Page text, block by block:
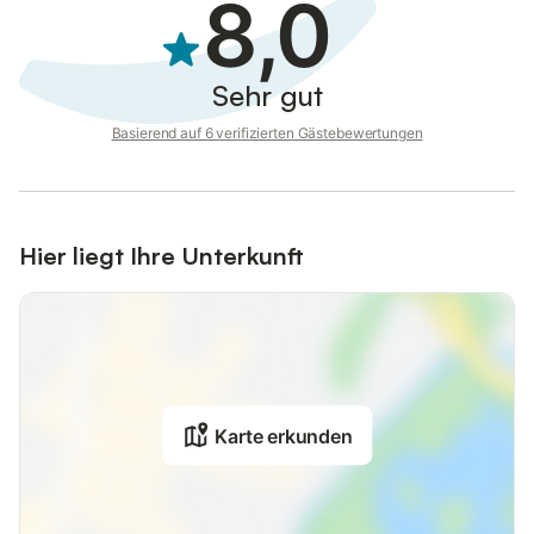
8,0
Sehr gut
Basierend auf 6 verifizierten Gästebewertungen
Hier liegt Ihre Unterkunft
Karte erkunden